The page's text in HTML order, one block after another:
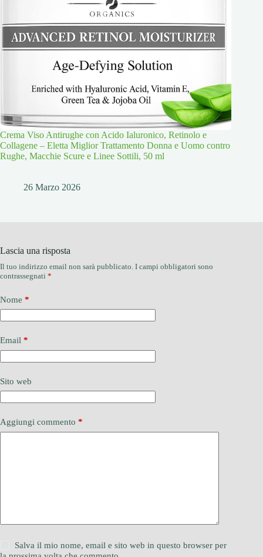
Crema Viso Antirughe con Acido Ialuronico, Retinolo e
Collagene – Eletta Miglior Trattamento Donna e Uomo contro
Rughe, Macchie Scure e Linee Sottili, 50 ml
26 Marzo 2026
Lascia una risposta
Il tuo indirizzo email non sarà pubblicato. I campi obbligatori sono
contrassegnati *
Nome *
Email *
Sito web
Aggiungi commento *
Salva il mio nome, email e sito web in questo browser per